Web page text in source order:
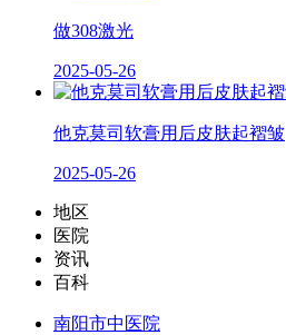
做308激光
2025-05-26
他克莫司软膏用后皮肤起褶皱
2025-05-26
地区
医院
资讯
百科
南阳市中医院